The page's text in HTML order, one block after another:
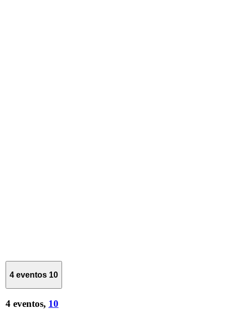
4 eventos 10
4 eventos, 10